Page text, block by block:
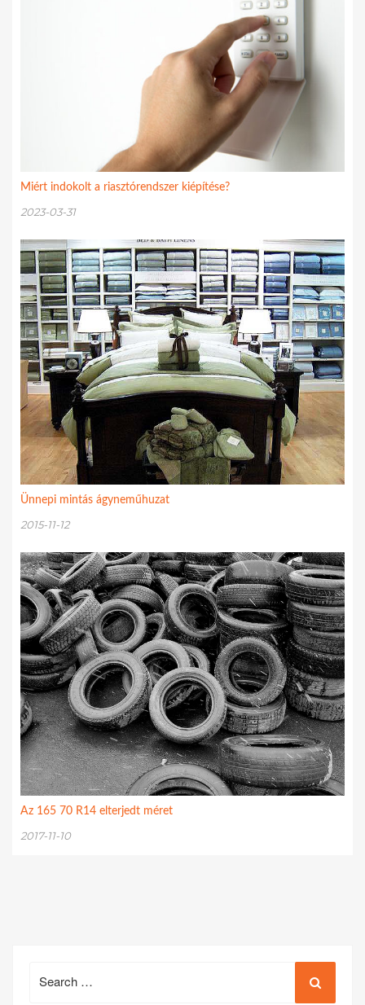
Miért indokolt a riasztórendszer kiépítése?
2023-03-31
Ünnepi mintás ágyneműhuzat
2015-11-12
Az 165 70 R14 elterjedt méret
2017-11-10
for: